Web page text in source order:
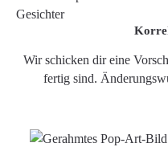
Wir schicken dir eine
fertig sind.